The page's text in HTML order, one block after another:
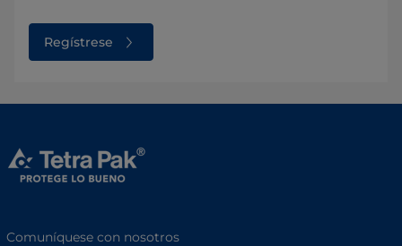
Regístrese
Comuníquese con nosotros